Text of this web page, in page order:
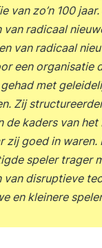
van zo’n 100
radicaal
van radicaal
een organisatie
met
Zij
de kaders van het
zij goed in
speler trager
van disruptieve
en kleinere